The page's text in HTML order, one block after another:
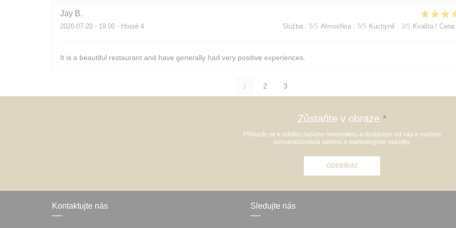
Jay B
2026-07-20 - 19:00 - Hosté 4 Služba : 5/5 Atmosféra : 5/5 Kuchyně : 3/5 Kvalita / Cena
It is a beautiful restaurant and have generally had very positive experiences.
1 2 3
Zůstaňte v obraze *
Přihlaste se k odběru našeho newsletteru a dostávejte od nás e-mailem
personalizovaná sdělení a marketingové nabídky.
ODEBÍRAT
Kontaktujte nás Sledujte nás